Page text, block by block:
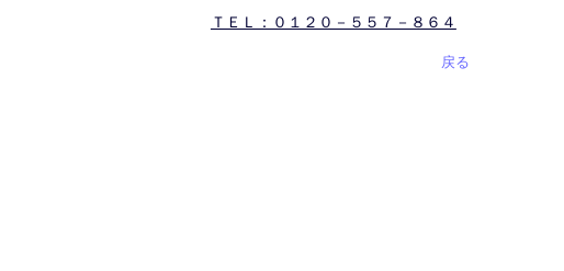
ＴＥＬ：０１２０－５５７－８６４
戻る